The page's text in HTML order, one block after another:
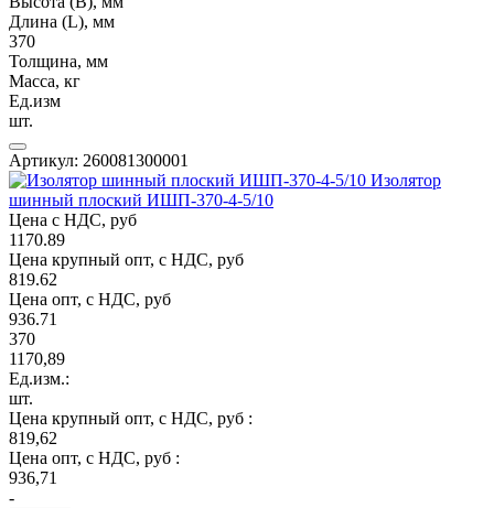
Длина (L), мм
370
Толщина, мм
Масса, кг
Ед.изм
шт.
Артикул: 260081300001
Изолятор
шинный плоский ИШП-370-4-5/10
Цена с НДС, руб
1170.89
Цена крупный опт, с НДС, руб
819.62
Цена опт, с НДС, руб
936.71
370
1170,89
Ед.изм.:
шт.
Цена крупный опт, с НДС, руб :
819,62
Цена опт, с НДС, руб :
936,71
-